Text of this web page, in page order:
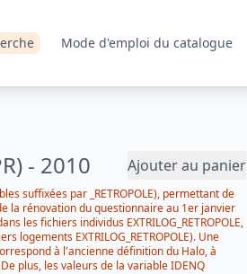
Mode d'emploi du catalogue
- 2010 Ajouter au panier
suffixées par _RETROPOLE), permettant de
la rénovation du questionnaire au 1er janvier
les fichiers individus EXTRILOG_RETROPOLE,
logements EXTRILOG_RETROPOLE). Une
à l'ancienne définition du Halo, à
plus, les valeurs de la variable IDENQ